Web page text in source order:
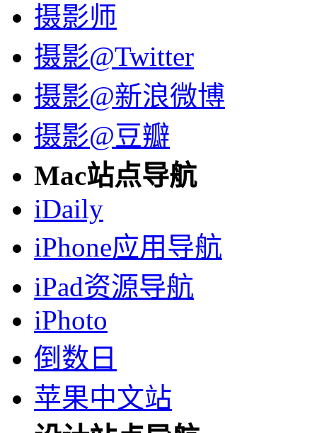
摄影师
摄影@Twitter
摄影@新浪微博
摄影@豆瓣
Mac站点导航
iDaily
iPhone应用导航
iPad资源导航
iPhoto
倒数日
苹果中文站